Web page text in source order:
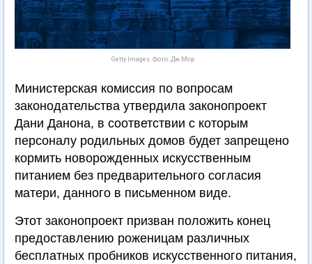
Getty Images. Фото: Дж.Мор
Министерская комиссия по вопросам
законодательства утвердила законопроект
Дани Данона, в соответствии с которым
персоналу родильных домов будет запрещено
кормить новорожденных искусственным
питанием без предварительного согласия
матери, данного в письменном виде.
Этот законопроект призван положить конец
предоставлению роженицам различных
бесплатных пробников искусственного питания,